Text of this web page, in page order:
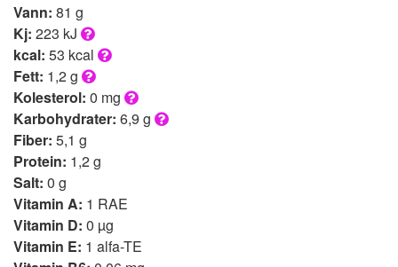
Vann: 81 g
Kj: 223 kJ
kcal: 53 kcal
Fett: 1,2 g
Kolesterol: 0 mg
Karbohydrater: 6,9 g
Fiber: 5,1 g
Protein: 1,2 g
Salt: 0 g
Vitamin A: 1 RAE
Vitamin D: 0 µg
Vitamin E: 1 alfa-TE